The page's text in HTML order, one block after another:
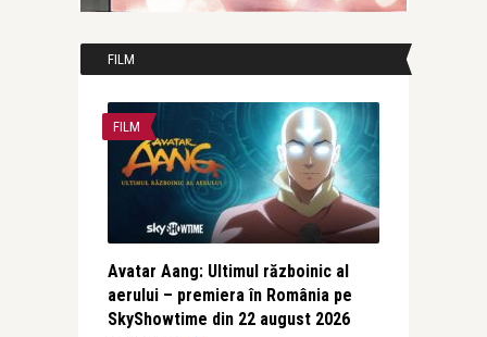
FILM
FILM
Avatar Aang: Ultimul războinic al
aerului – premiera în România pe
SkyShowtime din 22 august 2026